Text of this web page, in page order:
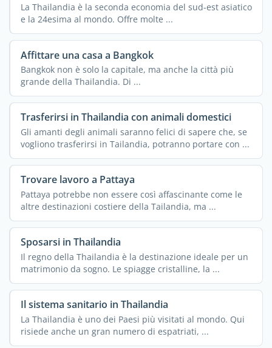
La Thailandia è la seconda economia del sud-est asiatico
e la 24esima al mondo. Offre molte ...
Affittare una casa a Bangkok
Bangkok non è solo la capitale, ma anche la città più
grande della Thailandia. Di ...
Trasferirsi in Thailandia con animali domestici
Gli amanti degli animali saranno felici di sapere che, se
vogliono trasferirsi in Tailandia, potranno portare con ...
Trovare lavoro a Pattaya
Pattaya potrebbe non essere così affascinante come le
altre destinazioni costiere della Tailandia, ma ...
Sposarsi in Thailandia
Il regno della Thailandia è la destinazione ideale per un
matrimonio da sogno. Le spiagge cristalline, la ...
Il sistema sanitario in Thailandia
La Thailandia è uno dei Paesi più visitati al mondo. Qui
risiede anche un gran numero di espatriati, ...